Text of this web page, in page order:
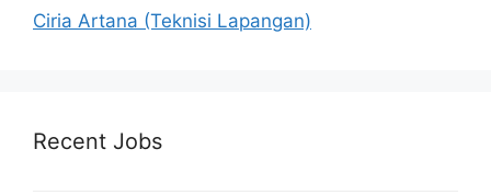
Ciria Artana (Teknisi Lapangan)
Recent Jobs